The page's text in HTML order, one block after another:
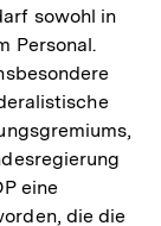
sowohl in
Personal.
eine
die die